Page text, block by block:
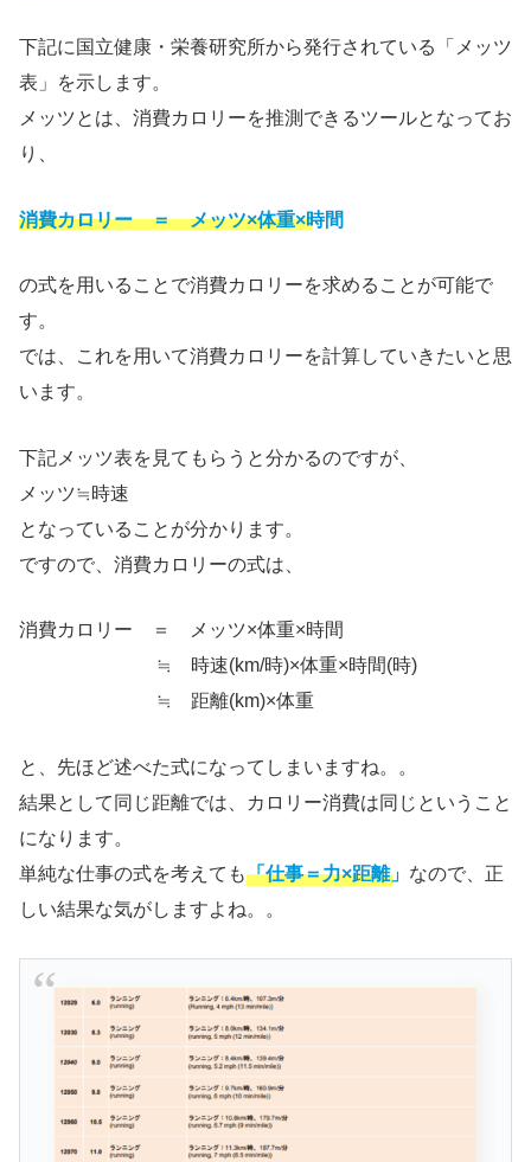
下記に国立健康・栄養研究所から発行されている「メッツ
表」を示します。
メッツとは、消費カロリーを推測できるツールとなってお
り、
消費カロリー ＝ メッツ×体重×時間
の式を用いることで消費カロリーを求めることが可能で
す。
では、これを用いて消費カロリーを計算していきたいと思
います。
下記メッツ表を見てもらうと分かるのですが、
メッツ≒時速
となっていることが分かります。
ですので、消費カロリーの式は、
消費カロリー ＝ メッツ×体重×時間
≒ 時速(km/時)×体重×時間(時)
≒ 距離(km)×体重
と、先ほど述べた式になってしまいますね。。
結果として同じ距離では、カロリー消費は同じということ
になります。
単純な仕事の式を考えても「仕事＝力×距離」 なので、正
しい結果な気がしますよね。。